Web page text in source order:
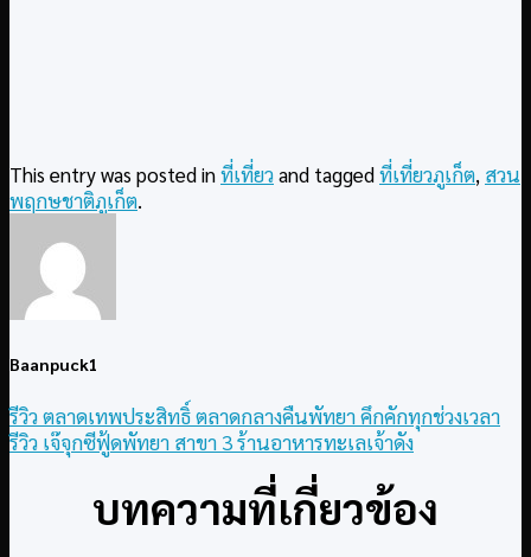
This entry was posted inที่เที่ยวand taggedที่เที่ยวภูเก็ต, สวน
พฤกษชาติภูเก็ต.
Baanpuck1
รีวิว ตลาดเทพประสิทธิ์ ตลาดกลางคืนพัทยา คึกคักทุกช่วงเวลา
รีวิว เจ๊จุกซีฟู้ดพัทยา สาขา 3 ร้านอาหารทะเลเจ้าดัง
บทความที่เกี่ยวข้อง